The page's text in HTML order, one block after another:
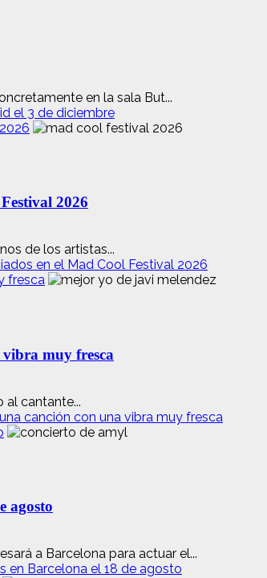
en la sala But...
el 3 de diciembre
2026
de los artistas...
en el Mad Cool Festival 2026
fresca
muy fresca
al cantante...
canción con una vibra muy fresca
agosto
a Barcelona para actuar el...
en Barcelona el 18 de agosto